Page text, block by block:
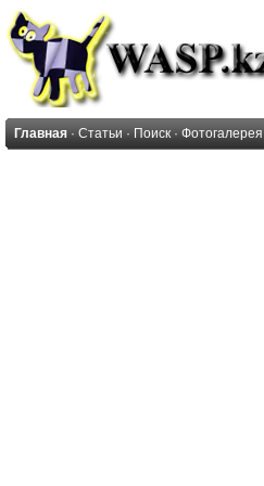
Главная · Статьи · Поиск · Фотогалерея